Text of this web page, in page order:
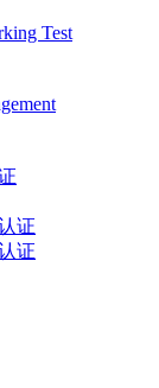
Test
证
证